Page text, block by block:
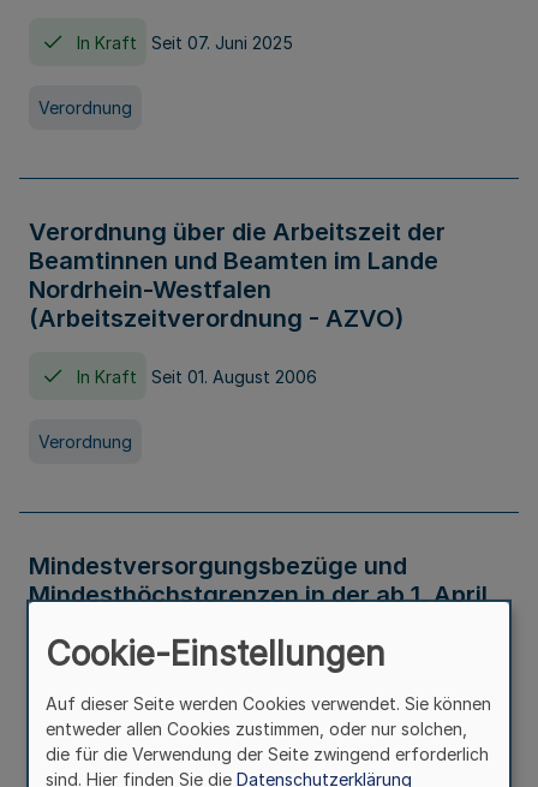
In Kraft Seit 07. Juni 2025
Verordnung
Verordnung über die Arbeitszeit der
Beamtinnen und Beamten im Lande
Nordrhein-Westfalen
(Arbeitszeitverordnung - AZVO)
In Kraft Seit 01. August 2006
Verordnung
Mindestversorgungsbezüge und
Mindesthöchstgrenzen in der ab 1. April
Verwaltungsvorschrift
Cookie-Einstellungen
Auf dieser Seite werden Cookies verwendet. Sie können
entweder allen Cookies zustimmen, oder nur solchen,
die für die Verwendung der Seite zwingend erforderlich
sind. Hier finden Sie die Datenschutzerklärung